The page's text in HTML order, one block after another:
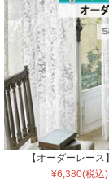
【オーダーレー
¥6,380(税込)